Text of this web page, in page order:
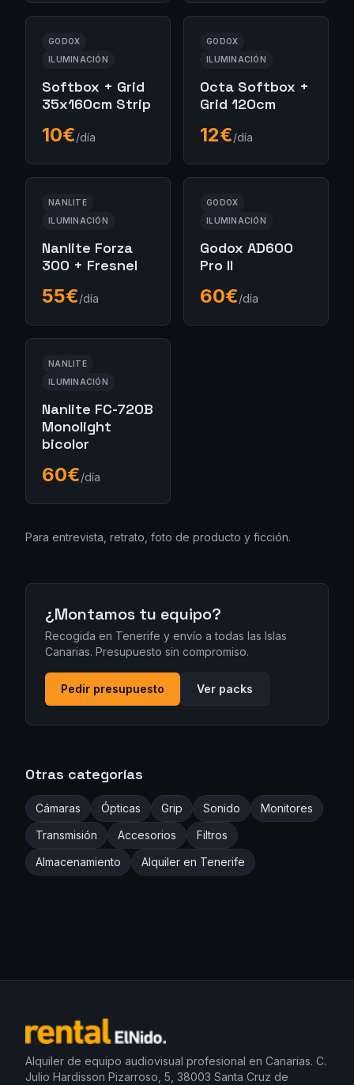
GODOX
ILUMINACIÓN
Softbox + Grid
35x160cm Strip
10€/día
GODOX
ILUMINACIÓN
Octa Softbox +
Grid 120cm
12€/día
NANLITE
ILUMINACIÓN
Nanlite Forza
300 + Fresnel
55€/día
GODOX
ILUMINACIÓN
Godox AD600
Pro II
60€/día
NANLITE
ILUMINACIÓN
Nanlite FC-720B
Monolight
bicolor
60€/día
Para entrevista, retrato, foto de producto y ficción.
¿Montamos tu equipo?
Recogida en Tenerife y envío a todas las Islas
Canarias. Presupuesto sin compromiso.
Pedir presupuesto Ver packs
Otras categorías
Cámaras Ópticas Grip Sonido
Monitores
Transmisión
Accesorios
Filtros
Almacenamiento
Alquiler en Tenerife
Alquiler de equipo audiovisual profesional en Canarias. C.
Julio Hardisson Pizarroso, 5, 38003 Santa Cruz de